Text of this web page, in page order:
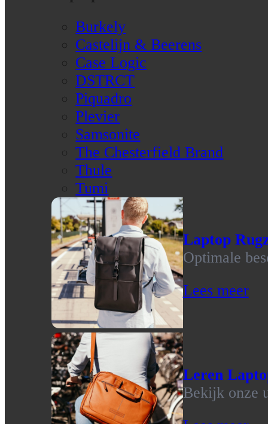
Burkely
Castelijn & Beerens
Case Logic
DSTRCT
Piquadro
Plevier
Samsonite
The Chesterfield Brand
Thule
Tumi
Laptop
Optimale
Lees meer
Leren
Bekijk onze